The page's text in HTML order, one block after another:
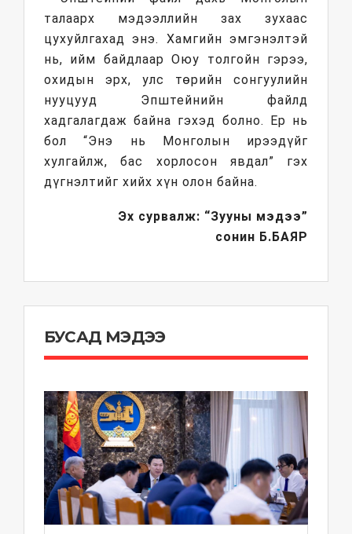
талаарх мэдээллийн зах зухаас
цухуйлгахад энэ. Хамгийн эмгэнэлтэй
нь, ийм байдлаар Оюу толгойн гэрээ,
охидын эрх, улс төрийн сонгуулийн
нууцууд Эпштейнийн файлд
хадгалагдаж байна гэхэд болно. Ер нь
бол “Энэ нь Монголын ирээдүйг
хулгайлж, бас хорлосон явдал” гэх
дүгнэлтийг хийх хүн олон байна.
Эх сурвалж: “Зууны мэдээ”
сонин Б.БАЯР
БУСАД МЭДЭЭ